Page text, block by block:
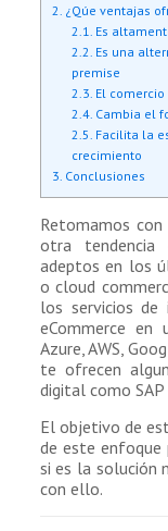
2. ¿Qúe ventajas
2.1. Es
2.2. Es una
premise
2.3. El
2.4. Cambia el
2.5. Facilita la
crecimiento
3. Conclusiones
Retomamos
otra tendencia
adeptos en los
o cloud
los servicios
eCommerce
Azure, AWS,
te ofrecen
digital como SAP
El objetivo de
de este enfoque
si es la solución
con ello.